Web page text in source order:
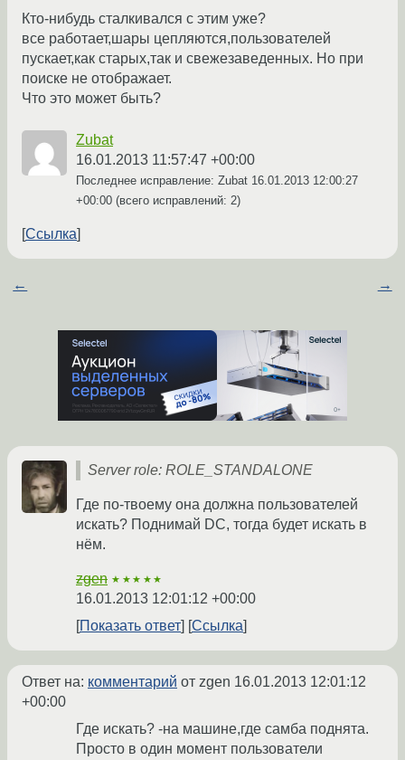
Кто-нибудь сталкивался с этим уже?
все работает,шары цепляются,пользователей
пускает,как старых,так и свежезаведенных. Но при
поиске не отображает.
Что это может быть?
Zubat
16.01.2013 11:57:47 +00:00
Последнее исправление: Zubat 16.01.2013 12:00:27
+00:00 (всего исправлений: 2)
Ссылка
← →
Server role: ROLE_STANDALONE
Где по-твоему она должна пользователей
искать? Поднимай DC, тогда будет искать в
нём.
zgen ★★★★★
16.01.2013 12:01:12 +00:00
Показать ответ
Ссылка
Ответ на: комментарий от zgen 16.01.2013 12:01:12
+00:00
Где искать? -на машине,где самба поднята.
Просто в один момент пользователи